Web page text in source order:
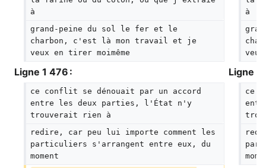
à
à
grand-peine du sol le fer et le
charbon, c'est là mon travail et je
veux en tirer moimême
Ligne 1 476 : Ligne 1
ce conflit se dénouait par un accord
entre les deux parties, l'État n'y
trouverait rien à
ce
redire, car peu lui importe comment les
particuliers s'arrangent entre eux, du
moment